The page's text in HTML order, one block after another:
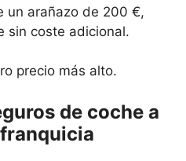
un arañazo de 200 €,
sin coste adicional.
precio más alto.
de coche a